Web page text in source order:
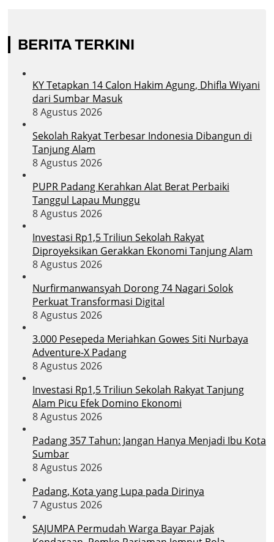
BERITA TERKINI
KY Tetapkan 14 Calon Hakim Agung, Dhifla Wiyani
dari Sumbar Masuk
8 Agustus 2026
Sekolah Rakyat Terbesar Indonesia Dibangun di
Tanjung Alam
8 Agustus 2026
PUPR Padang Kerahkan Alat Berat Perbaiki
Tanggul Lapau Munggu
8 Agustus 2026
Investasi Rp1,5 Triliun Sekolah Rakyat
Diproyeksikan Gerakkan Ekonomi Tanjung Alam
8 Agustus 2026
Nurfirmanwansyah Dorong 74 Nagari Solok
Perkuat Transformasi Digital
8 Agustus 2026
3.000 Pesepeda Meriahkan Gowes Siti Nurbaya
Adventure-X Padang
8 Agustus 2026
Investasi Rp1,5 Triliun Sekolah Rakyat Tanjung
Alam Picu Efek Domino Ekonomi
8 Agustus 2026
Padang 357 Tahun: Jangan Hanya Menjadi Ibu Kota
Sumbar
8 Agustus 2026
Padang, Kota yang Lupa pada Dirinya
7 Agustus 2026
SAJUMPA Permudah Warga Bayar Pajak